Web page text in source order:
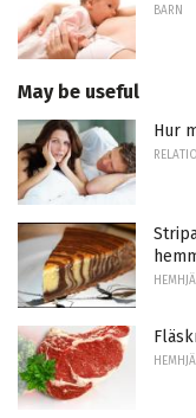
BARN
May be useful
Hur